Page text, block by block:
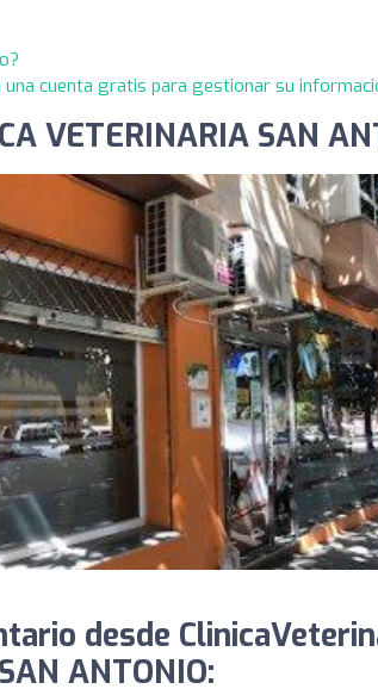
una cuenta gratis para gestionar su
VETERINARIA SAN
desde
ANTONIO: